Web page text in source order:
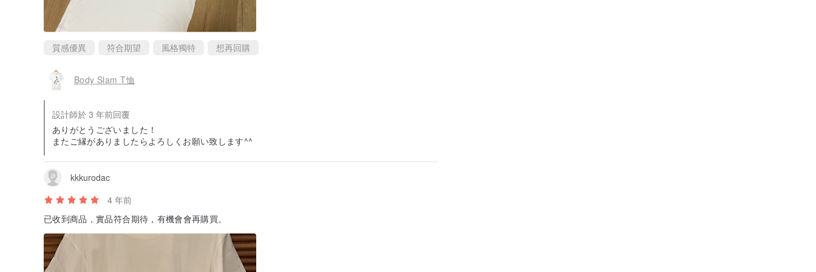
質感優異 符合期望 風格獨特 想再回購
Body Slam T恤
設計師於 3 年前回覆
ありがとうございました！
またご縁がありましたらよろしくお願い致します^^
kkkurodac
4 年前
已收到商品，實品符合期待，有機會會再購買。